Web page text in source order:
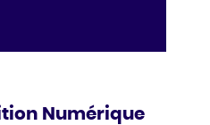
Numérique